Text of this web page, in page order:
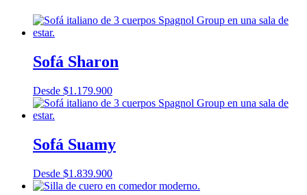
Sofá Sharon
Desde $1.179.900
Sofá Suamy
Desde $1.839.900